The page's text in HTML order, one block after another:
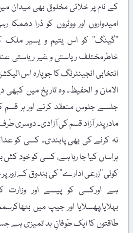
کے نام پر خلائی مخلوق بھی میدان
امیدواروں اور ووٹروں کو ڈرا
’’گینگ‘‘ کو اس یتیم و یسیر
خاطرمختلف ریاستی و غیر ریاستی
انتخابی انجینئرنگ کا جو پارہ اس
الامان و الحفیظ۔ وہ تاریخ میں
جلسے جلوس منعقد کرنے اور ہر
مادر پدر آزاد قسم کی آزادی۔ دوسری
نہ کرنے کی بھی پابندی۔ کسی کو
ہراساں کیا جا رہا ہے، کسی کو خود
کوئی ’’زرعی ادارے‘‘ کی بندوق کے زور
ہے اورکسی کو پیسے اور وزارت
بہلایا،پھسلایا اور جیپ میں
طاقتوں کا ایک طوفانِ بد تمیزی ہے